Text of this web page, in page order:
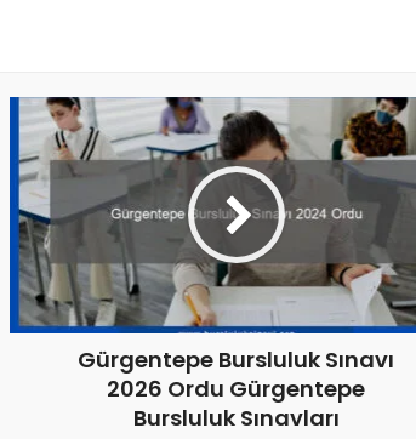
Gürgentepe Bursluluk Sınavı
2026 Ordu Gürgentepe
Bursluluk Sınavları